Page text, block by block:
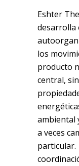
Eshter
desarrolla
los
producto
central,
ambiental
a veces